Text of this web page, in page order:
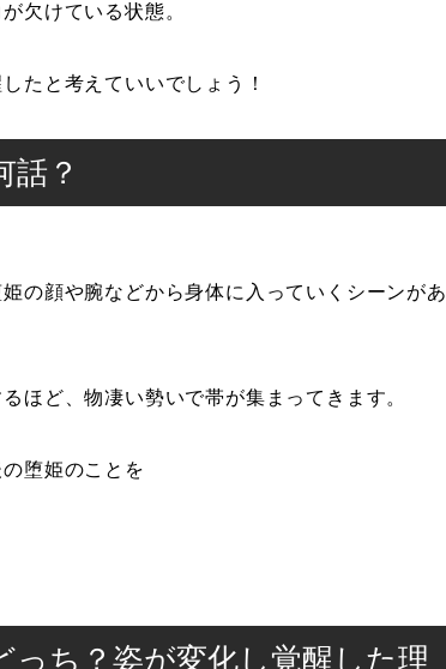
欠けている状態。
たと考えていいでしょう！
話？
の顔や腕などから身体に入っていくシーンがあ
ほど、物凄い勢いで帯が集まってきます。
堕姫のことを
っち？姿が変化し覚醒した理